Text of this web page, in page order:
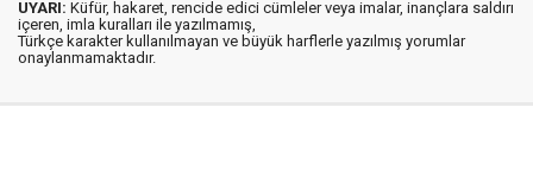
UYARI: Küfür, hakaret, rencide edici cümleler veya imalar, inançlara saldırı
içeren, imla kuralları ile yazılmamış,
Türkçe karakter kullanılmayan ve büyük harflerle yazılmış yorumlar
onaylanmamaktadır.